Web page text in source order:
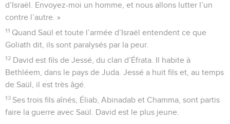
d’Israël. Envoyez-moi un homme, et nous allons lutter l’un
contre l’autre. »
11 Quand Saül et toute l’armée d’Israël entendent ce que
Goliath dit, ils sont paralysés par la peur.
12 David est fils de Jessé, du clan d’Éfrata. Il habite à
Bethléem, dans le pays de Juda. Jessé a huit fils et, au temps
de Saül, il est très âgé.
13 Ses trois fils aînés, Éliab, Abinadab et Chamma, sont partis
faire la guerre avec Saül. David est le plus jeune.